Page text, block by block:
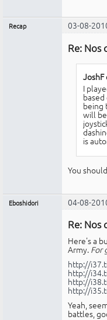
Recap 03-08-
Re: Nos
JoshF
I
being
will
is
You
Eboshidori 04-08-
Re: Nos
Here's a
Army. For
http://
http://
http://
http://
Yeah,
battles,